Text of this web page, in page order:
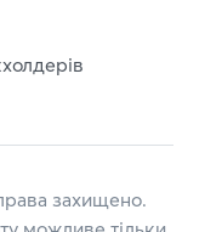
захищено.